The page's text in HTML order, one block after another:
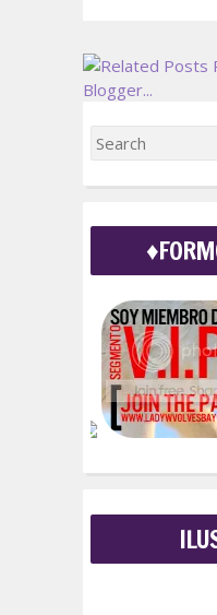
S
e
a
c
f